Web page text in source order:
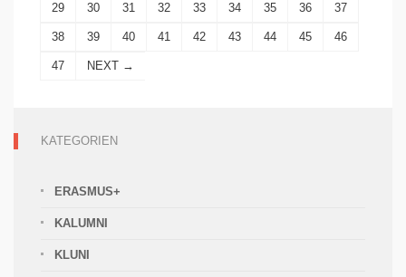
29 30 31 32 33 34 35 36 37
38 39 40 41 42 43 44 45 46
47 NEXT →
KATEGORIEN
ERASMUS+
KALUMNI
KLUNI